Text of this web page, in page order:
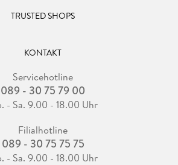
TRUSTED SHOPS
KONTAKT
Servicehotline
089 - 30 75 79 00
- Sa. 9.00 - 18.00 Uhr
Filialhotline
089 - 30 75 75 75
- Sa. 9.00 - 18.00 Uhr